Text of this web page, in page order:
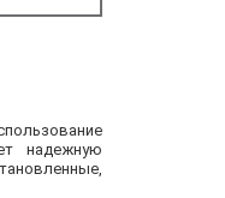
надежную